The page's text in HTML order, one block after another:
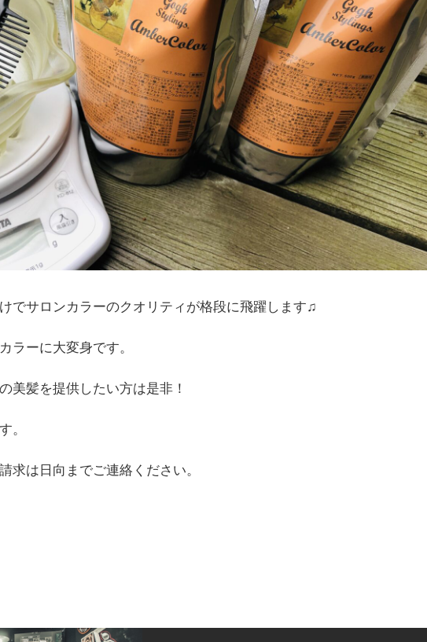
でサロンカラーのクオリティが格段に飛躍します♫
ラーに大変身です。
美髪を提供したい方は是非！
。
求は日向までご連絡ください。